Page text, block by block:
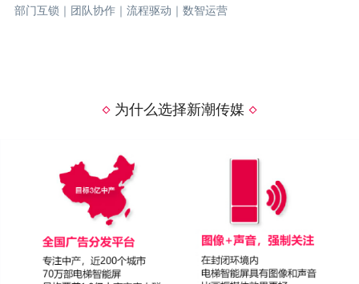
部门互锁｜团队协作｜流程驱动｜数智运营
为什么选择新潮传媒